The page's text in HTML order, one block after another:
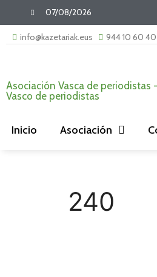
07/08/2026
info@kazetariak.eus 944 10 60 40
Asociación Vasca de periodistas
Vasco de periodistas
Inicio Asociación
240